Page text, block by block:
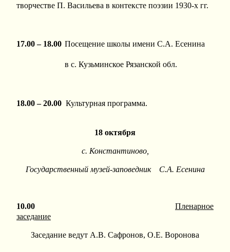
творчестве П. Васильева в контексте поэзии 1930-х гг.
17.00 – 18.00 Посещение школы имени С.А. Есенина
в с. Кузьминское Рязанской обл.
18.00 – 20.00 Культурная программа.
18 октября
с. Константиново,
Государственный музей-заповедник С.А. Есенина
10.00
Пленарное
заседание
Заседание ведут А.В. Сафронов, О.Е. Воронова